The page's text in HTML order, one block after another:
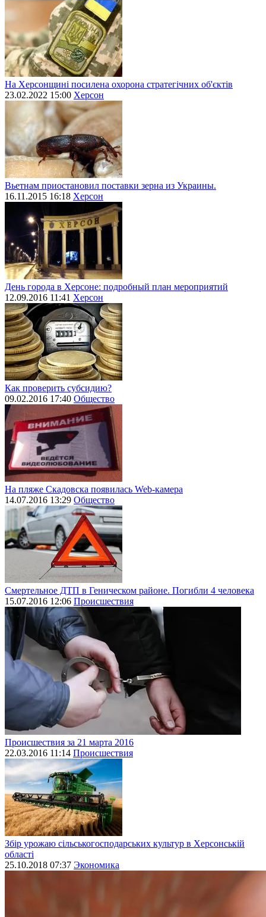
На Херсонщині посилена охорона стратегічних об'єктів
23.02.2022 15:00 Херсон
Вьетнам приостановил поставки зерна из Украины.
16.11.2015 16:18 Херсон
День города в Херсоне: подробный план мероприятий
12.09.2016 11:41 Херсон
Как проверить субсидию?
09.02.2016 17:40 Общество
На пляже Скадовска появилась Web-камера
14.07.2016 13:29 Общество
Смертельное ДТП в Геническом районе. Погибли 4 человека
15.07.2016 12:06 Происшествия
Происшествия за 21 марта 2016
22.03.2016 11:14 Происшествия
Збір урожаю сільськогосподарських культур в Херсонській
області
25.10.2018 07:37 Экономика